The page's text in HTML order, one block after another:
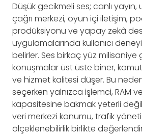
Düşük gecikmeli ses; canlı
çağrı merkezi, oyun içi iletişim,
prodüksiyonu ve yapay zekâ
uygulamalarında kullanıcı
belirler. Ses birkaç yüz milisaniye
konuşmalar üst üste biner,
ve hizmet kalitesi düşer. Bu
seçerken yalnızca işlemci, RAM
kapasitesine bakmak yeterli
veri merkezi konumu, trafik
ölçeklenebilirlik birlikte